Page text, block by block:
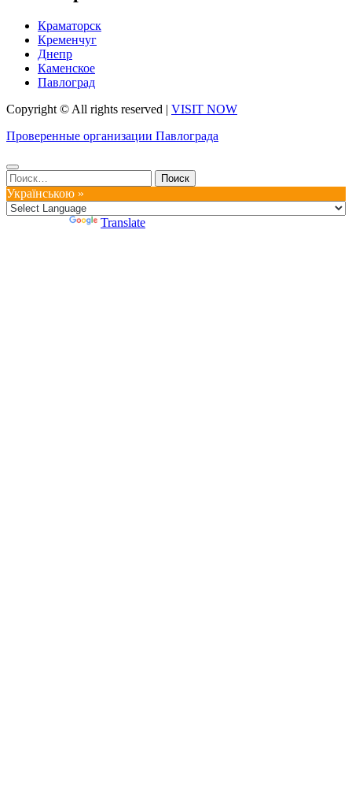
Краматорск
Кременчуг
Днепр
Каменское
Павлоград
Copyright © All rights reserved | VISIT NOW
Проверенные организации Павлограда
Найти:
Українською »
Translate